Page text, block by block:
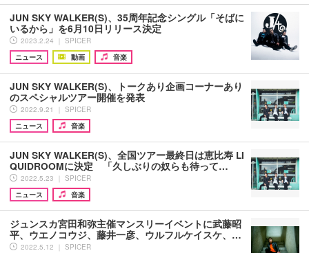
JUN SKY WALKER(S)、35周年記念シングル「そばに
いるから」を6月10日リリース決定
2023.2.24 ｜ SPICER
ニュース
動画 音楽
JUN SKY WALKER(S)、トークあり企画コーナーあり
のスペシャルツアー開催を発表
2022.9.21 ｜ SPICER
ニュース
音楽
JUN SKY WALKER(S)、全国ツアー最終日は恵比寿 LI
QUIDROOMに決定 「久しぶりの奴らも待って…
2022.5.23 ｜ SPICER
ニュース
音楽
ジュンスカ宮田和弥主催マンスリーイベントに武藤昭
平、ウエノコウジ、藤井一彦、ウルフルケイスケ、…
2022.5.12 ｜ SPICER